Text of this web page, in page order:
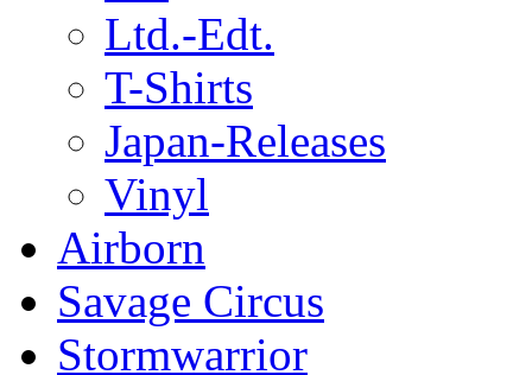
Ltd.-Edt.
T-Shirts
Japan-Releases
Vinyl
Airborn
Savage Circus
Stormwarrior